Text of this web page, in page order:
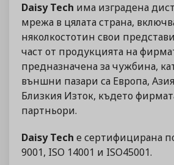
Daisy Tech има изградена
мрежа в цялата страна,
няколкостотин свои
част от продукцията на
предназначена за чужбина,
външни пазари са Европа,
Близкия Изток, където
партньори.
Daisy Tech е сертифицирана
9001, ISO 14001 и ISO45001.